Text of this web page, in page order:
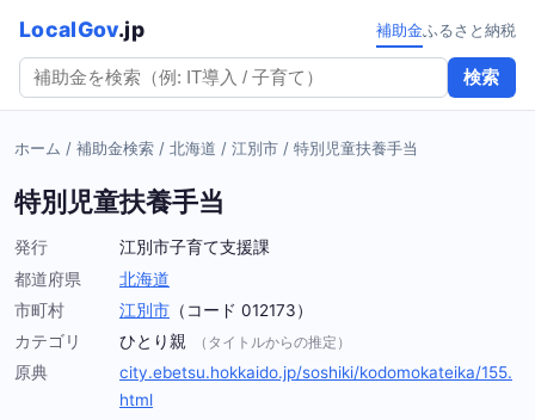
LocalGov.jp
検索
補助金ふるさと納税
ホーム / 補助金検索 / 北海道 / 江別市 / 特別児童扶養手当
特別児童扶養手当
発行
江別市子育て支援課
都道府県
北海道
市町村
江別市 （コード 012173）
カテゴリ
ひとり親 （タイトルからの推定）
原典
city.ebetsu.hokkaido.jp/soshiki/kodomokateika/155.
html